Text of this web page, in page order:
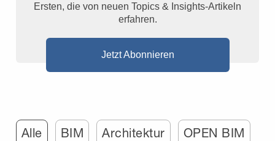
Ersten, die von neuen Topics & Insights-Artikeln
erfahren.
Jetzt Abonnieren
Alle BIM Architektur OPEN BIM